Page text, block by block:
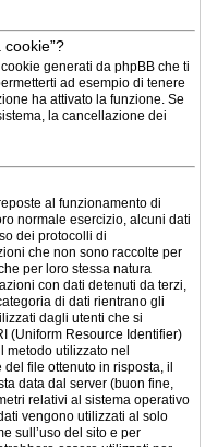
generati da phpBB che ti
ad esempio di tenere
ha attivato la funzione. Se
la cancellazione dei
al funzionamento di
normale esercizio, alcuni dati
dei protocolli di
che non sono raccolte per
per loro stessa natura
con dati detenuti da terzi,
di dati rientrano gli
dagli utenti che si
(Uniform Resource Identifier)
metodo utilizzato nel
file ottenuto in risposta, il
data dal server (buon fine,
relativi al sistema operativo
vengono utilizzati al solo
sull’uso del sito e per